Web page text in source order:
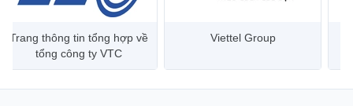
Trang thông tin tổng hợp về
tổng công ty VTC
Viettel Group